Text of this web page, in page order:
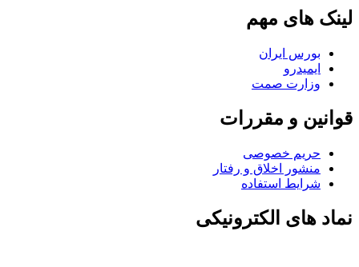
لینک های مهم
بورس ایران
ایمیدرو
وزارت صمت
قوانین و مقررات
حریم خصوصی
منشور اخلاق و رفتار
شرایط استفاده
نماد های الکترونیکی